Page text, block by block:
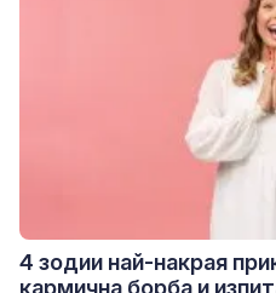
4 зодии най-накрая
кармична борба и